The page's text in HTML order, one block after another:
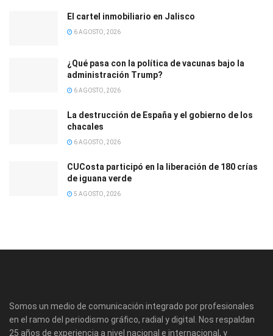
El cartel inmobiliario en Jalisco
6 AGOSTO, 2026
¿Qué pasa con la política de vacunas bajo la
administración Trump?
6 AGOSTO, 2026
La destrucción de España y el gobierno de los
chacales
6 AGOSTO, 2026
CUCosta participó en la liberación de 180 crías
de iguana verde
5 AGOSTO, 2026
Somos un medio de comunicación integrado por profesionales
en el ramo del periodismo gráfico, radial y digital. Nos respaldan
25 años de experiencia a nivel nacional e internacional, y